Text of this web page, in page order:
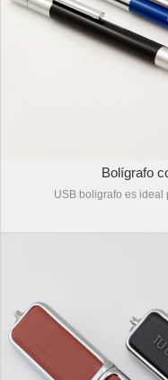
Bolígrafo
USB boligrafo es